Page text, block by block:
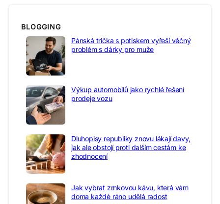
BLOGGING
Pánská trička s potiskem vyřeší věčný
problém s dárky pro muže
Výkup automobilů jako rychlé řešení
prodeje vozu
Dluhopisy republiky znovu lákají davy,
jak ale obstojí proti dalším cestám ke
zhodnocení
Jak vybrat zrnkovou kávu, která vám
doma každé ráno udělá radost